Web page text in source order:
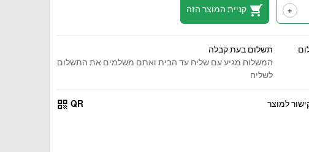
+
shopping_cart קניית המוצר הזה
תשלום בעת קבלה
המשלוח מגיע עם שליח עד הבית ואתם משלמים את התשלום
לשליח
למוצר QR
qr_code